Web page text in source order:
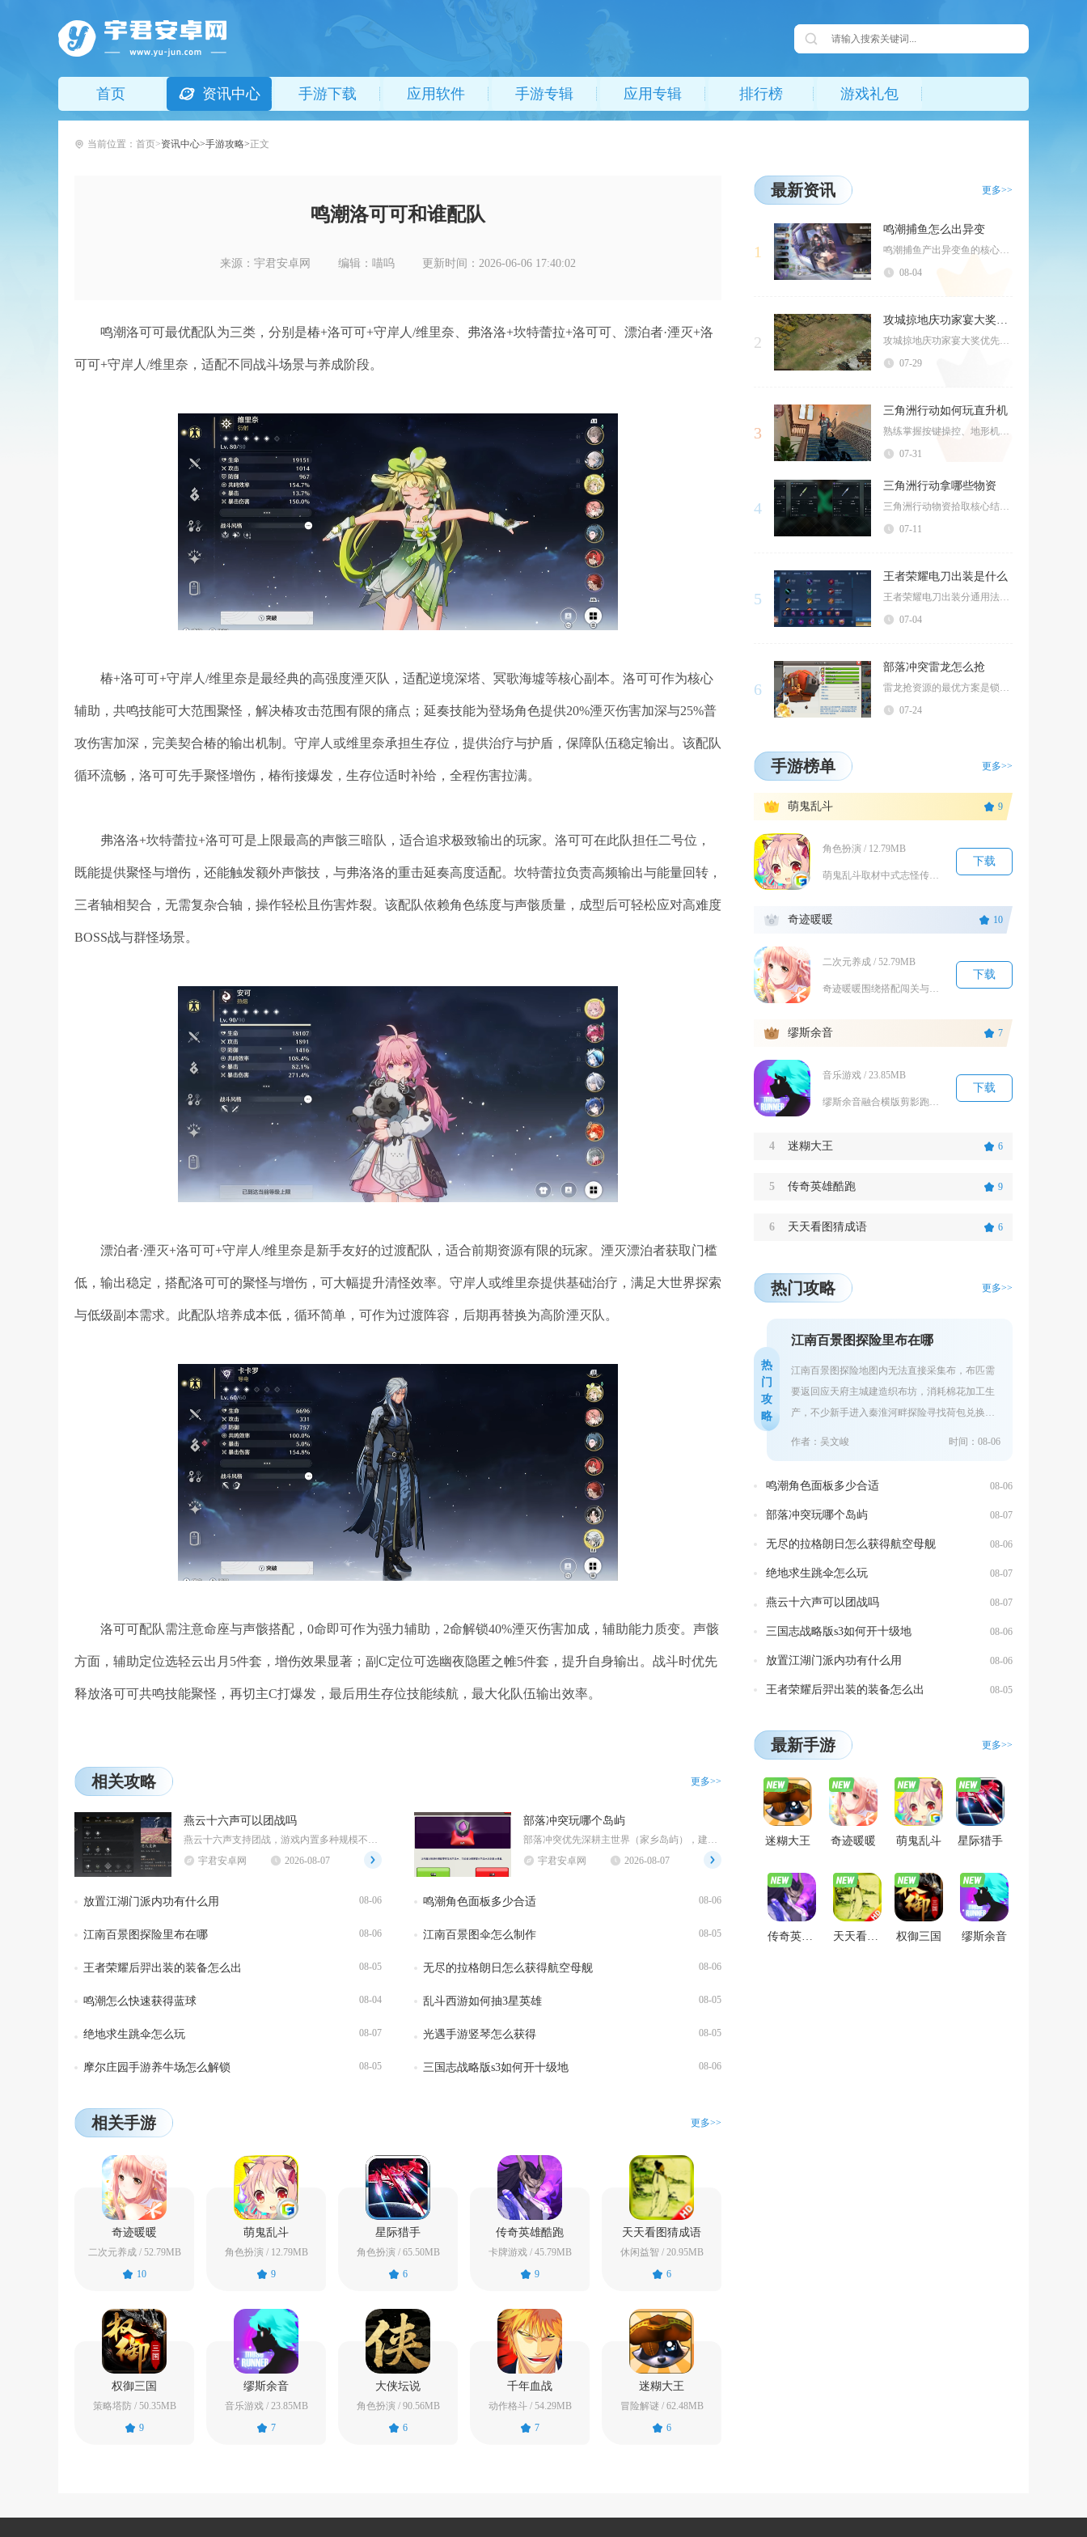
首页 资讯中心 手游下载 应用软件 手游专辑 应用专辑 排行榜 游戏礼包
当前位置： 首页 资讯中心 手游攻略 正文
鸣潮洛可可和谁配队
来源：宇君安卓网 编辑：喵呜 更新时间：2026-06-06 17:40:02
鸣潮洛可可最优配队为三类，分别是椿+洛可可+守岸人/维里奈、弗洛洛+坎特蕾拉+洛可可、漂泊者·湮灭+洛
可可+守岸人/维里奈，适配不同战斗场景与养成阶段。
椿+洛可可+守岸人/维里奈是最经典的高强度湮灭队，适配逆境深塔、冥歌海墟等核心副本。洛可可作为核心
辅助，共鸣技能可大范围聚怪，解决椿攻击范围有限的痛点；延奏技能为登场角色提供20%湮灭伤害加深与25%普
攻伤害加深，完美契合椿的输出机制。守岸人或维里奈承担生存位，提供治疗与护盾，保障队伍稳定输出。该配队
循环流畅，洛可可先手聚怪增伤，椿衔接爆发，生存位适时补给，全程伤害拉满。
弗洛洛+坎特蕾拉+洛可可是上限最高的声骸三暗队，适合追求极致输出的玩家。洛可可在此队担任二号位，
既能提供聚怪与增伤，还能触发额外声骸技，与弗洛洛的重击延奏高度适配。坎特蕾拉负责高频输出与能量回转，
三者轴相契合，无需复杂合轴，操作轻松且伤害炸裂。该配队依赖角色练度与声骸质量，成型后可轻松应对高难度
BOSS战与群怪场景。
漂泊者·湮灭+洛可可+守岸人/维里奈是新手友好的过渡配队，适合前期资源有限的玩家。湮灭漂泊者获取门槛
低，输出稳定，搭配洛可可的聚怪与增伤，可大幅提升清怪效率。守岸人或维里奈提供基础治疗，满足大世界探索
与低级副本需求。此配队培养成本低，循环简单，可作为过渡阵容，后期再替换为高阶湮灭队。
洛可可配队需注意命座与声骸搭配，0命即可作为强力辅助，2命解锁40%湮灭伤害加成，辅助能力质变。声骸
方面，辅助定位选轻云出月5件套，增伤效果显著；副C定位可选幽夜隐匿之帷5件套，提升自身输出。战斗时优先
释放洛可可共鸣技能聚怪，再切主C打爆发，最后用生存位技能续航，最大化队伍输出效率。
相关攻略 更多>>
燕云十六声可以团战吗
燕云十六声支持团战，游戏内置多种规模不同的团队对抗玩法，从小规模竞技对局延伸至大规模帮会团...
宇君安卓网
2026-08-07
放置江湖门派内功有什么用 08-06
江南百景图探险里布在哪 08-06
王者荣耀后羿出装的装备怎么出 08-05
鸣潮怎么快速获得蓝球 08-04
绝地求生跳伞怎么玩 08-07
摩尔庄园手游养牛场怎么解锁 08-05
部落冲突玩哪个岛屿
部落冲突优先深耕主世界（家乡岛屿），建筑大师基地作为阶段性目标适度投入，部落都城利用活动周...
宇君安卓网
2026-08-07
鸣潮角色面板多少合适 08-06
江南百景图伞怎么制作 08-05
无尽的拉格朗日怎么获得航空母舰 08-06
乱斗西游如何抽3星英雄 08-05
光遇手游竖琴怎么获得 08-05
三国志战略版s3如何开十级地 08-06
相关手游 更多>>
奇迹暖暖
二次元养成 / 52.79MB
10
萌鬼乱斗
角色扮演 / 12.79MB
9
星际猎手
角色扮演 / 65.50MB
6
传奇英雄酷跑
卡牌游戏 / 45.79MB
9
天天看图猜成语
休闲益智 / 20.95MB
6
权御三国
策略塔防 / 50.35MB
9
缪斯余音
音乐游戏 / 23.85MB
7
大侠坛说
角色扮演 / 90.56MB
6
千年血战
动作格斗 / 54.29MB
7
迷糊大王
冒险解谜 / 62.48MB
6
最新资讯 更多>>
1
鸣潮捕鱼怎么出异变
鸣潮捕鱼产出异变鱼的核心逻辑为集齐海域环境、角色技能、船体装备、捕捞操作四类增伤概率条件叠...
08-04
2
攻城掠地庆功家宴大奖领什么好
攻城掠地庆功家宴大奖优先选择陨铁、锦囊搭配招商令是最优方案，不同养成阶段微调道具兑换顺序，...
07-29
3
三角洲行动如何玩直升机
熟练掌握按键操控、地形机动、武器搭配与团队协同，就能稳定驾驭直升机完成侦察、对地打击与人员...
07-31
4
三角洲行动拿哪些物资
三角洲行动物资拾取核心结论为：作战刚需物资优先保障续航生存，收益类物资按照单格价值排序拾取...
07-11
5
王者荣耀电刀出装是什么
王者荣耀电刀出装分通用法球流、暴击流两套核心搭配，适配马可波罗、狄仁杰、后羿、暗信、刘备等...
07-04
6
部落冲突雷龙怎么抢
雷龙抢资源的最优方案是锁定水晶至大师杯段，选用7至8条雷龙搭配气球组成空军部队，依靠一字划...
07-24
手游榜单 更多>>
1 萌鬼乱斗 9
角色扮演 / 12.79MB
下载
2 奇迹暖暖 10
二次元养成 / 52.79MB
下载
3 缪斯余音 7
音乐游戏 / 23.85MB
下载
4 迷糊大王 6
5 传奇英雄酷跑 9
6 天天看图猜成语 6
热门攻略 更多>>
热
门
攻
略
江南百景图探险里布在哪
江南百景图探险地图内无法直接采集布，布匹需
要返回应天府主城建造织布坊，消耗棉花加工生
产，不少新手进入秦淮河畔探险寻找荷包兑换道
作者：吴文峻 时间：08-06
鸣潮角色面板多少合适 08-06
部落冲突玩哪个岛屿 08-07
无尽的拉格朗日怎么获得航空母舰 08-06
绝地求生跳伞怎么玩 08-07
燕云十六声可以团战吗 08-07
三国志战略版s3如何开十级地 08-06
放置江湖门派内功有什么用 08-06
王者荣耀后羿出装的装备怎么出 08-05
最新手游 更多>>
迷糊大王 奇迹暖暖 萌鬼乱斗 星际猎手
传奇英雄酷跑 天天看图猜成语 权御三国 缪斯余音